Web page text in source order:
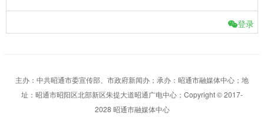
登录
主办：中共昭通市委宣传部、市政府新闻办；承办：昭通市融媒体中心；地
址：昭通市昭阳区北部新区朱提大道昭通广电中心；Copyright © 2017-
2028 昭通市融媒体中心